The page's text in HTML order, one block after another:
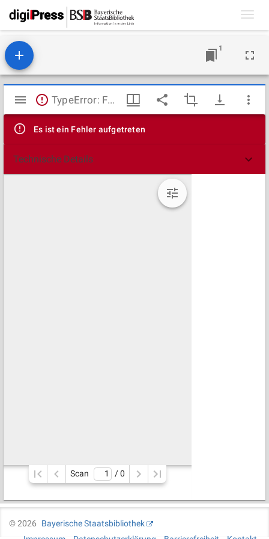
1
Mirador
Viewer
TypeError: Failed to fetch
Es ist ein Fehler aufgetreten
Technische Details
Scan / 0
©2026
Bayerische Staatsbibliothek